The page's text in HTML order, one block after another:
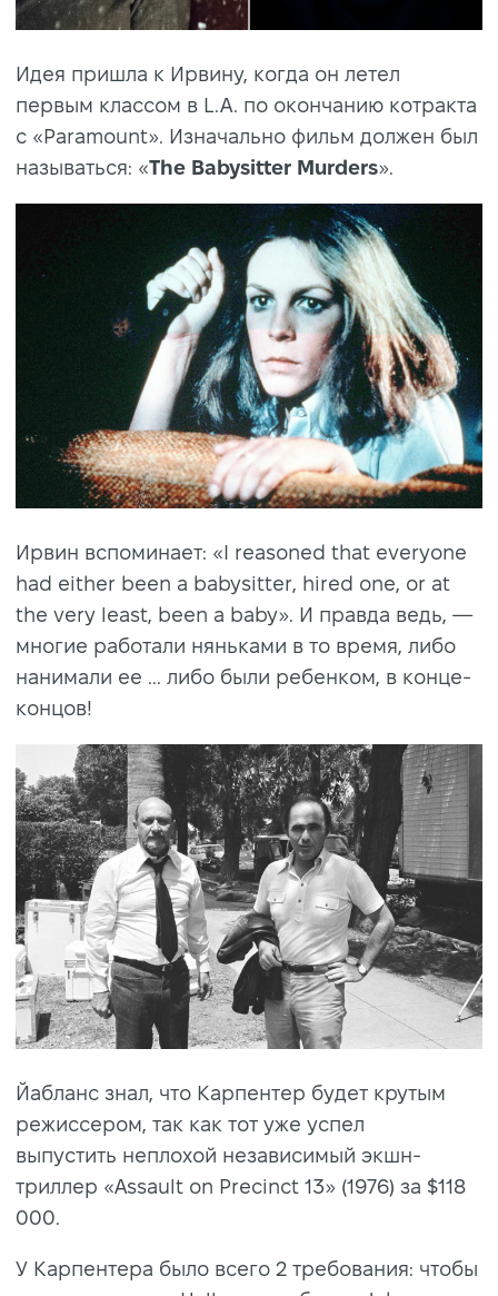
Идея пришла к Ирвину, когда он летел
первым классом в L.A. по окончанию котракта
с «Paramount». Изначально фильм должен был
называться: «The Babysitter Murders».
Ирвин вспоминает: «I reasoned that everyone
had either been a babysitter, hired one, or at
the very least, been a baby». И правда ведь, —
многие работали няньками в то время, либо
нанимали ее ... либо были ребенком, в конце-
концов!
Йабланс знал, что Карпентер будет крутым
режиссером, так как тот уже успел
выпустить неплохой независимый экшн-
триллер «Assault on Precinct 13» (1976) за $118
000.
У Карпентера было всего 2 требования: чтобы